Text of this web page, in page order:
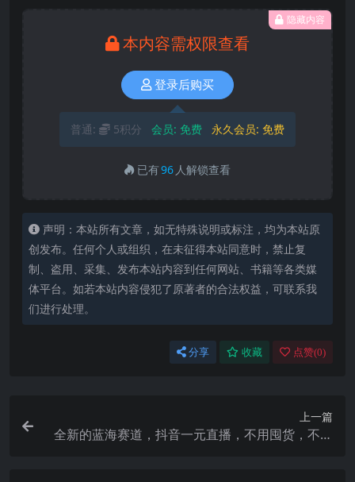
隐藏内容
本内容需权限查看
登录后购买
普通: 5积分 会员: 免费 永久会员: 免费
已有96 人解锁查看
声明：本站所有文章，如无特殊说明或标注，均为本站原
创发布。任何个人或组织，在未征得本站同意时，禁止复
制、盗用、采集、发布本站内容到任何网站、书籍等各类媒
体平台。如若本站内容侵犯了原著者的合法权益，可联系我
们进行处理。
分享 收藏 点赞(0)
上一篇
全新的蓝海赛道，抖音一元直播，不用囤货，不用